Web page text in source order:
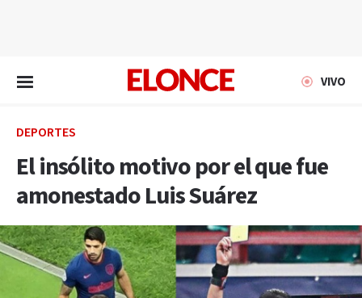
VIVO
DEPORTES
El insólito motivo por el que fue
amonestado Luis Suárez